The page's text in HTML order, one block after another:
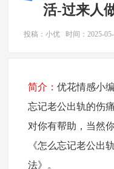
活-过来人
投稿：小优 时间：2025-
简介： 优花情感小
忘记老公出轨的伤
对你有帮助，当然
《怎么忘记老公出
法》。